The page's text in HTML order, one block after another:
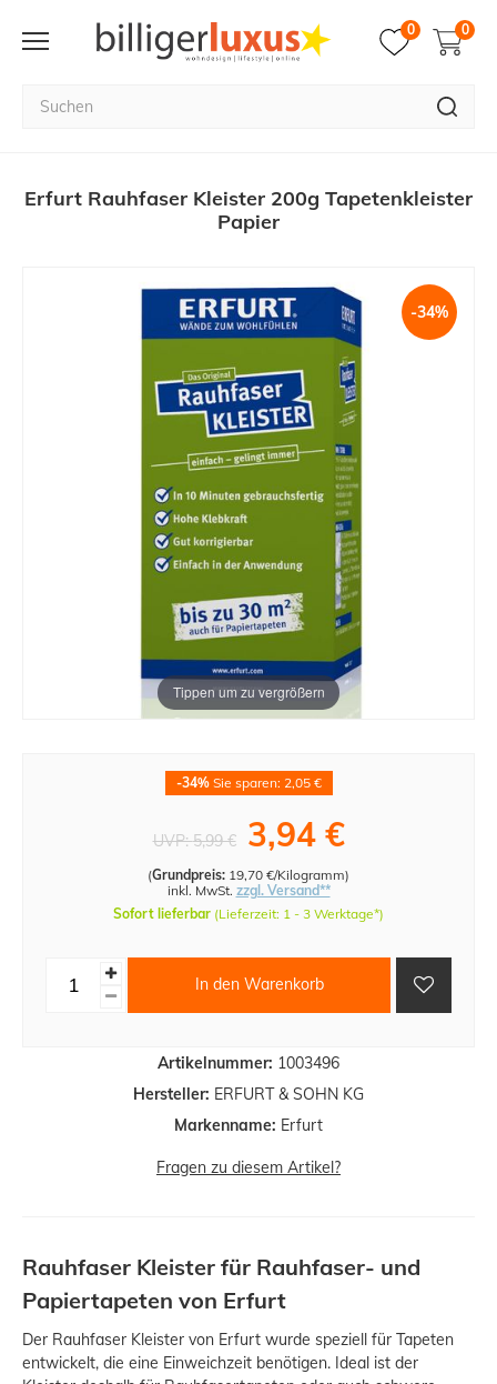
0 0
Erfurt Rauhfaser Kleister 200g Tapetenkleister
Papier
Tippen um zu vergrößern
-34%
Artikelnummer: 1003496
Hersteller: ERFURT & SOHN KG
Markenname: Erfurt
-34%Sie sparen: 2,05 €
UVP:5,99 € 3,94 €
(Grundpreis: 19,70 €/Kilogramm)
inkl. MwSt. zzgl. Versand**
Sofort lieferbar (Lieferzeit: 1 - 3 Werktage*)
In den Warenkorb
Fragen zu diesem Artikel?
Rauhfaser Kleister für Rauhfaser- und
Papiertapeten von Erfurt
Der Rauhfaser Kleister von Erfurt wurde speziell für Tapeten
entwickelt, die eine Einweichzeit benötigen. Ideal ist der